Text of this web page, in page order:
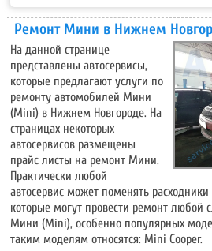
Ремонт Мини в Нижнем
На данной странице
представлены автосервисы,
которые предлагают услуги по
ремонту автомобилей Мини
(Mini) в Нижнем Новгороде. На
страницах некоторых
автосервисов размещены
прайс листы на ремонт Мини.
Практически любой
автосервис может поменять
которые могут провести ремонт любой
Мини (Mini), особенно популярных
таким моделям относятся: Mini Cooper.